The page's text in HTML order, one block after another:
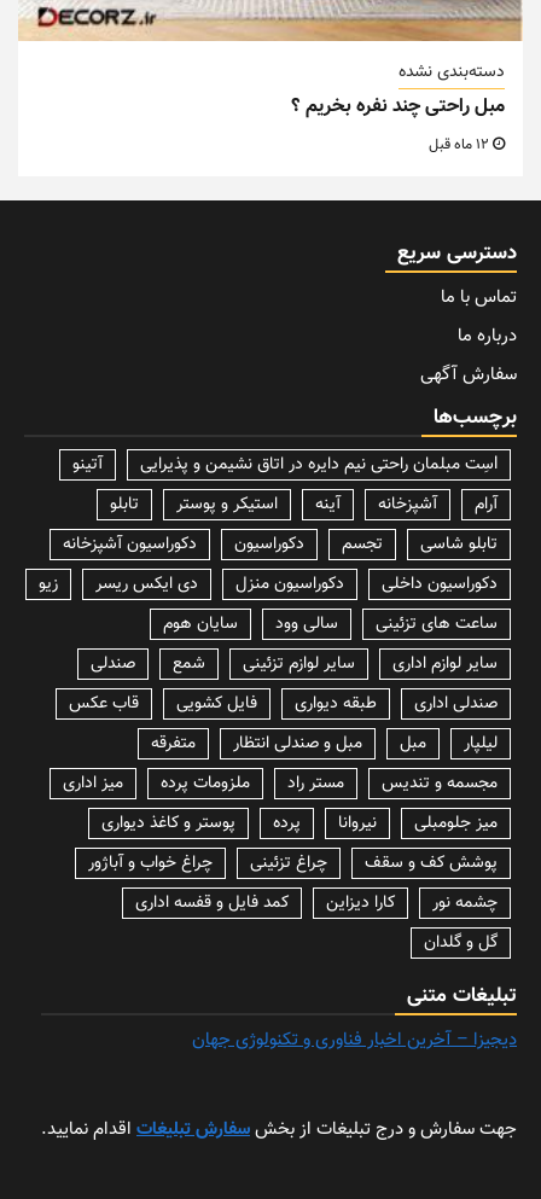
دسته‌بندی نشده
مبل راحتی چند نفره بخریم ؟
دسترسی سریع
تماس با ما
درباره ما
سفارش آگهی
برچسب‌ها
lسِت مبلمان راحتی نیم دایره در اتاق نشیمن و پذیرایی
آتینو
آرام
آشپزخانه آینه استیکر و پوستر
تابلو
تابلو شاسی
تجسم دکوراسیون
دکوراسیون آشپزخانه
دکوراسیون داخلی
دکوراسیون منزل دی ایکس ریسر
زیو
ساعت های تزئینی
سالی وود
سایان هوم
سایر لوازم اداری
سایر لوازم تزئینی شمع
صندلی
صندلی اداری
طبقه دیواری فایل کشویی
قاب عکس
لیلپار
مبل مبل و صندلی انتظار
متفرقه
مجسمه و تندیس
مستر راد ملزومات پرده
میز اداری
میز جلومبلی
نیروانا پرده
پوستر و کاغذ دیواری
پوشش کف و سقف
چراغ تزئینی
چراغ خواب و آباژور
چشمه نور
کارا دیزاین
کمد فایل و قفسه اداری
گل و گلدان
تبلیغات متنی
دیجیزا – آخرین اخبار فناوری و تکنولوژی جهان
جهت سفارش و درج تبلیغات از بخشسفارش تبلیغات اقدام نمایید.